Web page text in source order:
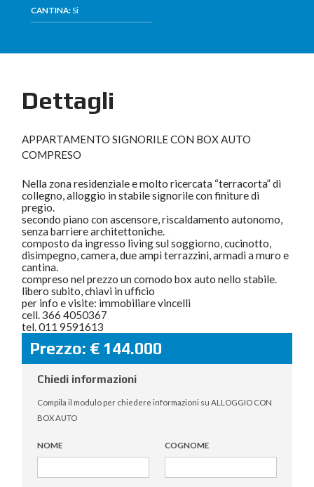
CANTINA:Si
Dettagli
APPARTAMENTO SIGNORILE CON BOX AUTO
COMPRESO
Nella zona residenziale e molto ricercata “terracorta” di
collegno, alloggio in stabile signorile con finiture di
pregio.
secondo piano con ascensore, riscaldamento autonomo,
senza barriere architettoniche.
composto da ingresso living sul soggiorno, cucinotto,
disimpegno, camera, due ampi terrazzini, armadi a muro e
cantina.
compreso nel prezzo un comodo box auto nello stabile.
libero subito, chiavi in ufficio
per info e visite: immobiliare vincelli
cell. 366 4050367
tel. 011 9591613
Prezzo: € 144.000
Chiedi informazioni
Compila il modulo per chiedere informazioni su ALLOGGIO CON
BOX AUTO
NOME COGNOME